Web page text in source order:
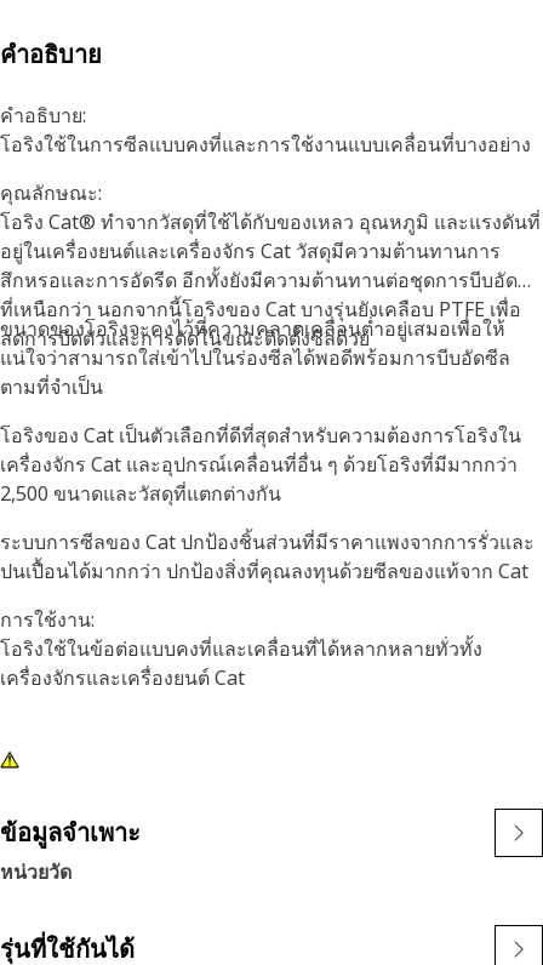
คำอธิบาย
คำอธิบาย:
โอริงใช้ในการซีลแบบคงที่และการใช้งานแบบเคลื่อนที่บางอย่าง
คุณลักษณะ:
โอริง Cat® ทำจากวัสดุที่ใช้ได้กับของเหลว อุณหภูมิ และแรงดันที่
อยู่ในเครื่องยนต์และเครื่องจักร Cat วัสดุมีความต้านทานการ
สึกหรอและการอัดรีด อีกทั้งยังมีความต้านทานต่อชุดการบีบอัดซีล
ที่เหนือกว่า นอกจากนี้โอริงของ Cat บางรุ่นยังเคลือบ PTFE เพื่อ
ลดการบิดตัวและการตัดในขณะติดตั้งซีลด้วย
ขนาดของโอริงจะคงไว้ที่ความคลาดเคลื่อนต่ำอยู่เสมอเพื่อให้
แน่ใจว่าสามารถใส่เข้าไปในร่องซีลได้พอดีพร้อมการบีบอัดซีล
ตามที่จำเป็น
โอริงของ Cat เป็นตัวเลือกที่ดีที่สุดสำหรับความต้องการโอริงใน
เครื่องจักร Cat และอุปกรณ์เคลื่อนที่อื่น ๆ ด้วยโอริงที่มีมากกว่า
2,500 ขนาดและวัสดุที่แตกต่างกัน
ระบบการซีลของ Cat ปกป้องชิ้นส่วนที่มีราคาแพงจากการรั่วและ
ปนเปื้อนได้มากกว่า ปกป้องสิ่งที่คุณลงทุนด้วยซีลของแท้จาก Cat
การใช้งาน:
โอริงใช้ในข้อต่อแบบคงที่และเคลื่อนที่ได้หลากหลายทั่วทั้ง
เครื่องจักรและเครื่องยนต์ Cat
ข้อมูลจำเพาะ
หน่วยวัด
รุ่นที่ใช้กันได้